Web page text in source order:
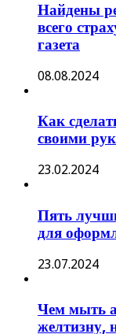
Найдены
всего
газета
08.08.2024
Как
своими
23.02.2024
Пять
для
23.07.2024
Чем мыть
желтизну,